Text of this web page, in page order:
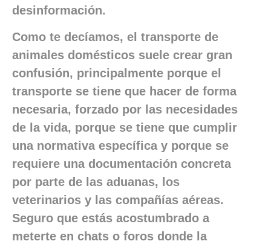
desinformación.
Como te decíamos, el transporte de
animales domésticos suele crear gran
confusión, principalmente porque el
transporte se tiene que hacer de forma
necesaria, forzado por las necesidades
de la vida, porque se tiene que cumplir
una normativa específica y porque se
requiere una documentación concreta
por parte de las aduanas, los
veterinarios y las compañías aéreas.
Seguro que estás acostumbrado a
meterte en chats o foros donde la